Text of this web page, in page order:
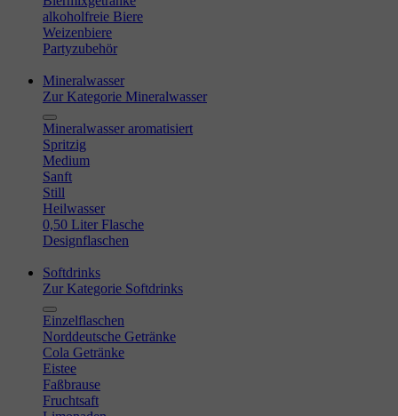
alkoholfreie Biere
Weizenbiere
Partyzubehör
Mineralwasser
Zur Kategorie Mineralwasser
Mineralwasser aromatisiert
Spritzig
Medium
Sanft
Still
Heilwasser
0,50 Liter Flasche
Designflaschen
Softdrinks
Zur Kategorie Softdrinks
Einzelflaschen
Norddeutsche Getränke
Cola Getränke
Eistee
Faßbrause
Fruchtsaft